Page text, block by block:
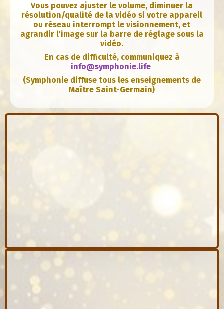
Vous pouvez ajuster le volume, diminuer la
résolution/qualité de la vidéo si votre appareil
ou réseau interrompt le visionnement, et
agrandir l'image sur la barre de réglage sous la
vidéo.
En cas de difficulté, communiquez à
info@symphonie.life
(Symphonie diffuse tous les enseignements de
Maître Saint-Germain)